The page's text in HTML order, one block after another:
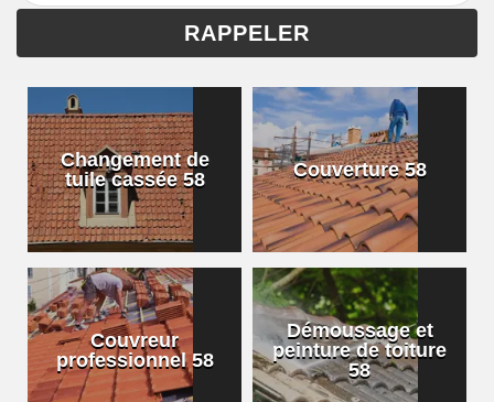
Changement de
tuile cassée 58
Couverture 58
Couvreur
professionnel 58
Démoussage et
peinture de toiture
58